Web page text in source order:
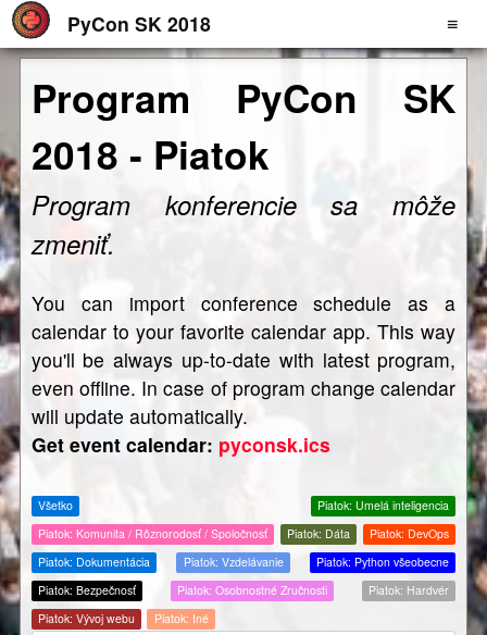
PyCon SK 2018 ≡
Program PyCon SK
2018 - Piatok
Program konferencie sa môže
zmeniť.
You can import conference schedule as a
calendar to your favorite calendar app. This way
you'll be always up-to-date with latest program,
even offline. In case of program change calendar
will update automatically.
Get event calendar: pyconsk.ics
Všetko
Piatok: Umelá inteligencia
Piatok: Komunita / Rôznorodosť / Spoločnosť
Piatok: Dáta
Piatok: DevOps
Piatok: Dokumentácia
Piatok: Vzdelávanie
Piatok: Python všeobecne
Piatok: Bezpečnosť
Piatok: Osobnostné Zručnosti
Piatok: Hardvér
Piatok: Vývoj webu
Piatok: Iné